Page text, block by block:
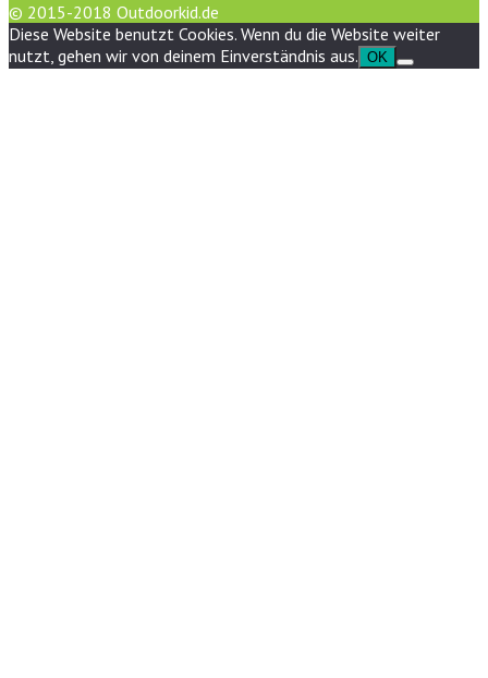
© 2015-2018 Outdoorkid.de
Diese Website benutzt Cookies. Wenn du die Website weiter
nutzt, gehen wir von deinem Einverständnis aus. OK